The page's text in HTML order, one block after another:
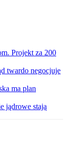
Projekt za 200
twardo negocjuje
ma plan
jądrowe stają